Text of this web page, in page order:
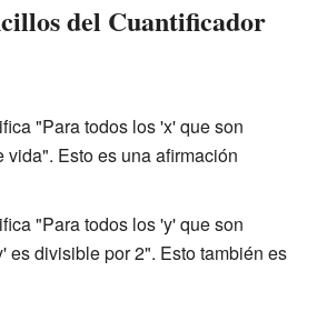
del Cuantificador
"Para todos los 'x' que son
vida". Esto es una afirmación
"Para todos los 'y' que son
es divisible por 2". Esto también es